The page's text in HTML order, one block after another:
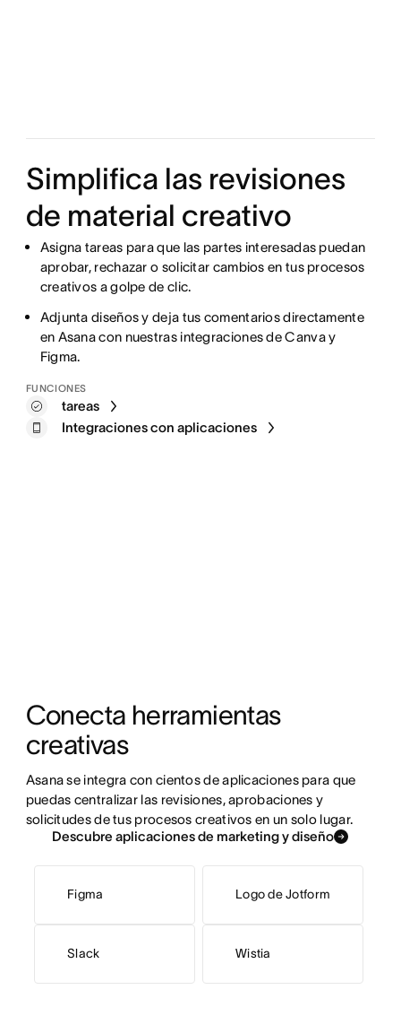
Simplifica las revisiones
de material creativo
Asigna tareas para que las partes interesadas puedan
aprobar, rechazar o solicitar cambios en tus procesos
creativos a golpe de clic.
Adjunta diseños y deja tus comentarios directamente
en Asana con nuestras integraciones de Canva y
Figma.
FUNCIONES
tareas
Integraciones con aplicaciones
Conecta herramientas
creativas
Asana se integra con cientos de aplicaciones para que
puedas centralizar las revisiones, aprobaciones y
solicitudes de tus procesos creativos en un solo lugar.
Descubre aplicaciones de marketing y diseño
Figma
Slack
Logo de Jotform
Wistia